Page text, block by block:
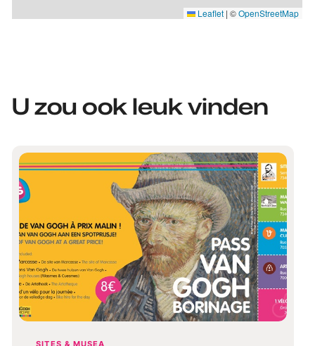
Leaflet | ©OpenStreetMap
U zou ook leuk vinden
SITES & MUSEA